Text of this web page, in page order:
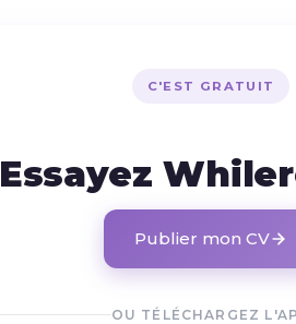
C'EST GRATUIT
Essayez
Publier mon CV
OU TÉLÉCHARGEZ